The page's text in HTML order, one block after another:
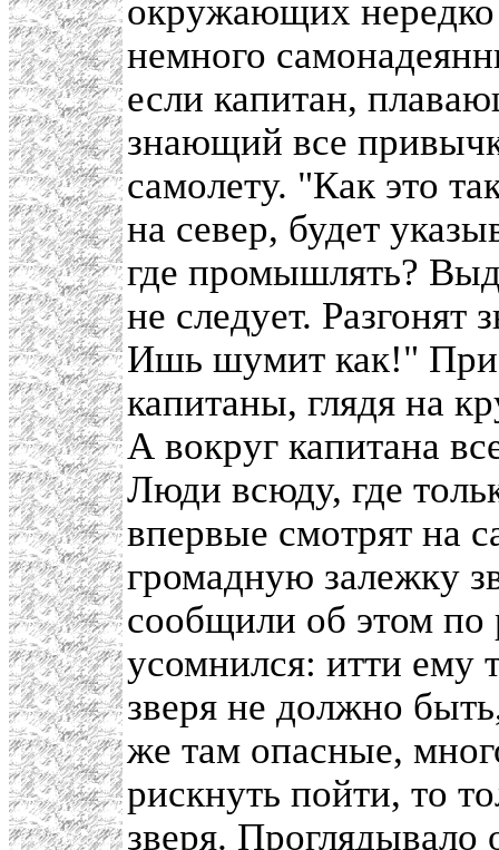
окружающих
немного
если капитан,
знающий все
самолету. "Как это
на север, будет
где промышлять?
не следует. Разгонят
Ишь шумит как!"
капитаны, глядя на
А вокруг капитана
Люди всюду, где
впервые смотрят на
громадную залежку
сообщили об этом по
усомнился: итти ему
зверя не должно
же там опасные,
рискнуть пойти, то
зверя. Проглядывало